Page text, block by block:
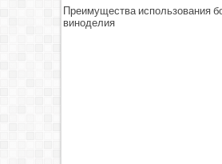
Преимущества использования
виноделия